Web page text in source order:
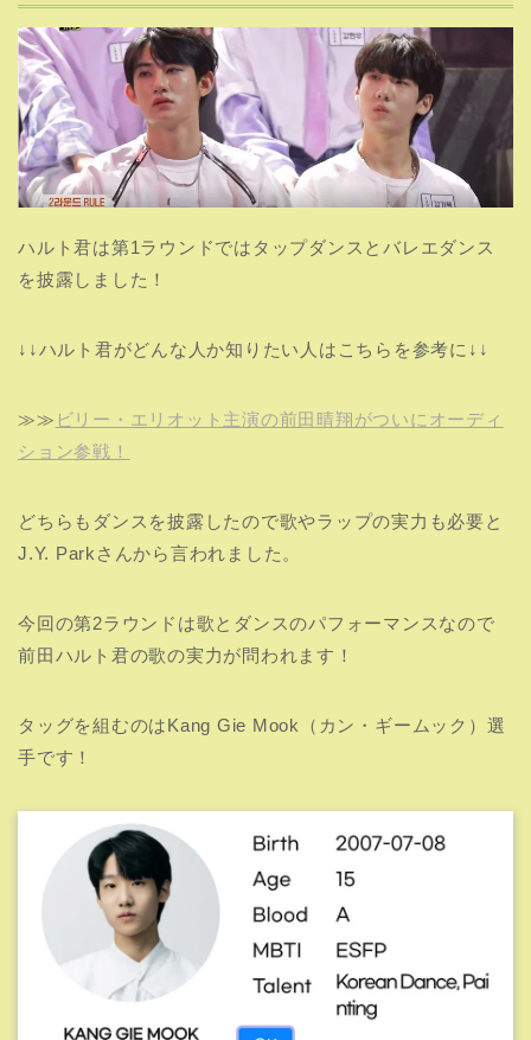
ハルト君は第1ラウンドではタップダンスとバレエダンス
を披露しました！
↓↓ハルト君がどんな人か知りたい人はこちらを参考に↓↓
≫≫ ビリー・エリオット主演の前田晴翔がついにオーディ
ション参戦！
どちらもダンスを披露したので歌やラップの実力も必要と
J.Y. Parkさんから言われました。
今回の第2ラウンドは歌とダンスのパフォーマンスなので
前田ハルト君の歌の実力が問われます！
タッグを組むのはKang Gie Mook（カン・ギームック）選
手です！